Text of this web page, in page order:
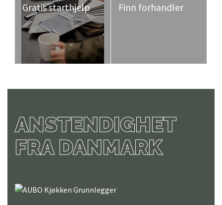
Gratis starthjelp Finn forhandler
ANSTENDIGHET
FRA DANMARK